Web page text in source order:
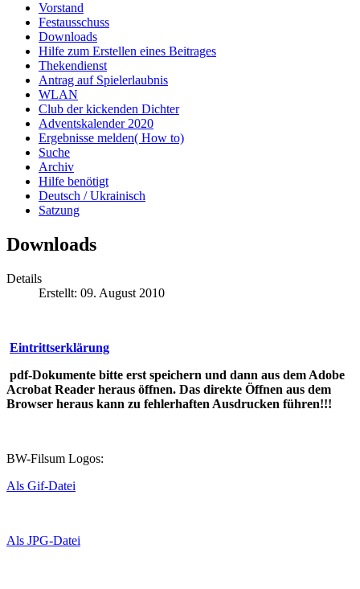
Vorstand
Festausschuss
Downloads
Hilfe zum Erstellen eines Beitrages
Thekendienst
Antrag auf Spielerlaubnis
WLAN
Club der kickenden Dichter
Adventskalender 2020
Ergebnisse melden( How to)
Suche
Archiv
Hilfe benötigt
Deutsch / Ukrainisch
Satzung
Downloads
Details
Erstellt: 09. August 2010
Eintrittserklärung
pdf-Dokumente bitte erst speichern und dann aus dem Adobe
Acrobat Reader heraus öffnen. Das direkte Öffnen aus dem
Browser heraus kann zu fehlerhaften Ausdrucken führen!!!
BW-Filsum Logos:
Als Gif-Datei
Als JPG-Datei